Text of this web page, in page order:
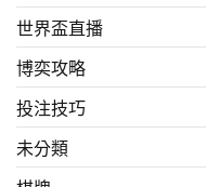
世界盃直播
博奕攻略
投注技巧
未分類